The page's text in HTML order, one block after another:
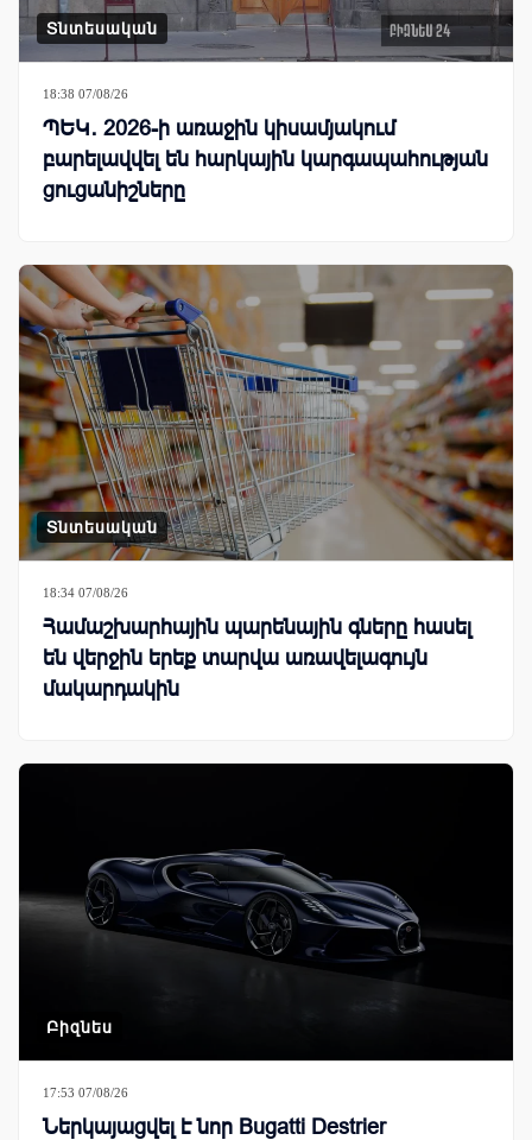
Տնտեսական
18:38 07/08/26
ՊԵԿ․ 2026-ի առաջին կիսամյակում
բարելավվել են հարկային կարգապահության
ցուցանիշները
Տնտեսական
18:34 07/08/26
Համաշխարհային պարենային գները հասել
են վերջին երեք տարվա առավելագույն
մակարդակին
Բիզնես
17:53 07/08/26
Ներկայացվել է նոր Bugatti Destrier